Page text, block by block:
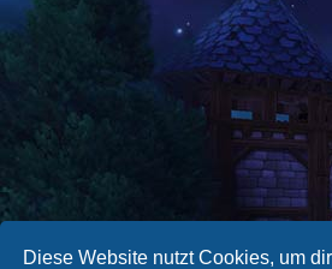
Diese Website nutzt Cookies, um